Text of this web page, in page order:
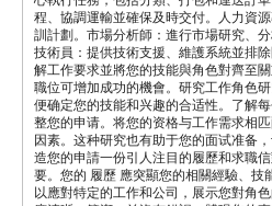
程、協調運輸並確保及時交付。人力資
訓計劃。市場分析師：進行市場研究、
技術員：提供技術支援、維護系統並排
解工作要求並將您的技能與角色對齊至
職位可增加成功的機會。研究工作角色
便确定您的技能和兴趣的合适性。了解
整您的申请。将您的资格与工作需求相
因素。这种研究也有助于您的面试准备
造您的申請一份引人注目的履歷和求職
要。您的 履歷 應突顯您的相關經驗、技
以應對特定的工作和公司，展示您對角